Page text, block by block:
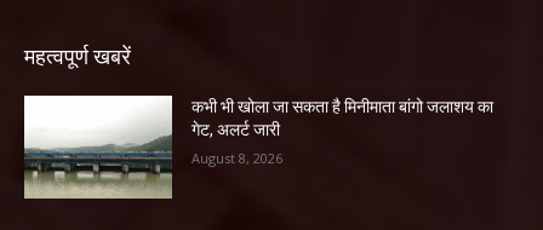
महत्वपूर्ण खबरें
कभी भी खोला जा सकता है मिनीमाता बांगो जलाशय का
गेट, अलर्ट जारी
August 8, 2026